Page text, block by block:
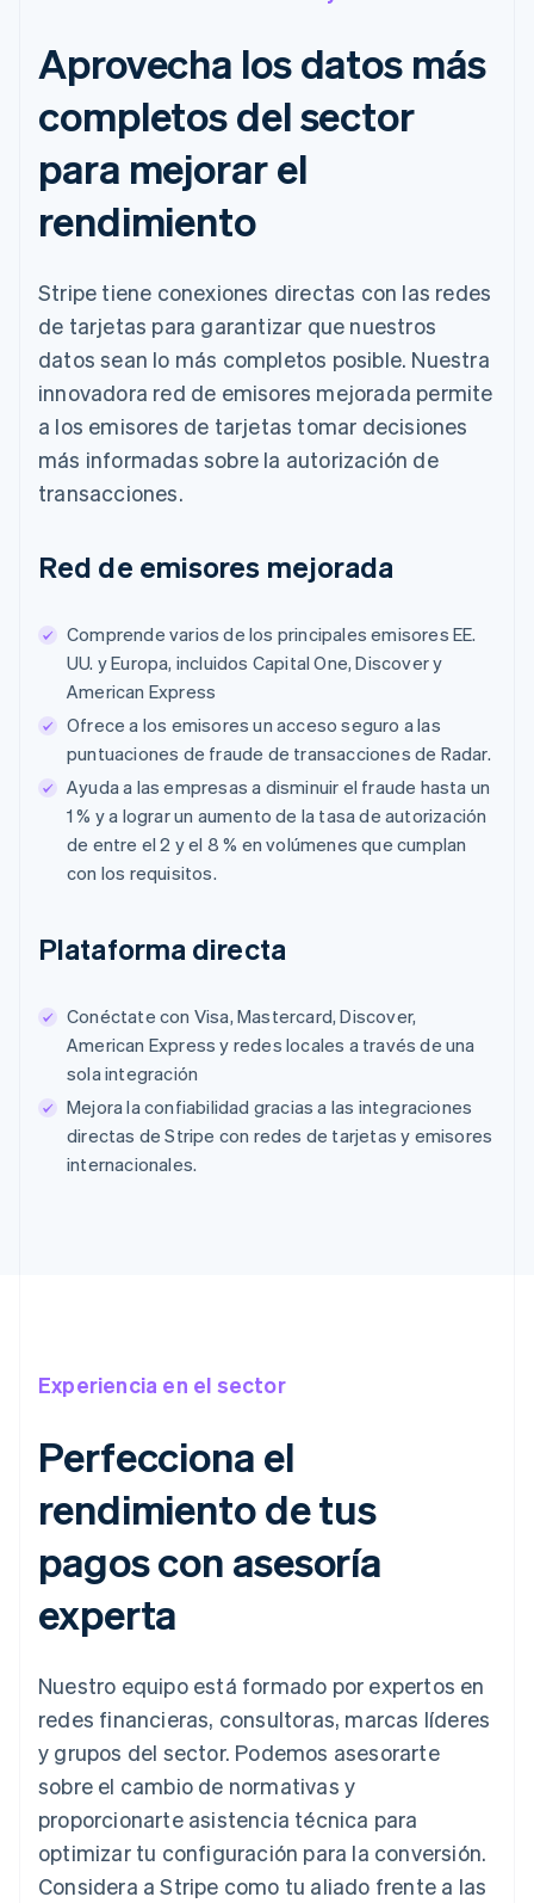
Aprovecha los datos más
completos del sector
para mejorar el
rendimiento
Stripe tiene conexiones directas con las redes
de tarjetas para garantizar que nuestros
datos sean lo más completos posible. Nuestra
innovadora red de emisores mejorada permite
a los emisores de tarjetas tomar decisiones
más informadas sobre la autorización de
transacciones.
Red de emisores mejorada
Comprende varios de los principales emisores EE.
UU. y Europa, incluidos Capital One, Discover y
American Express
Ofrece a los emisores un acceso seguro a las
puntuaciones de fraude de transacciones de Radar.
Ayuda a las empresas a disminuir el fraude hasta un
1 % y a lograr un aumento de la tasa de autorización
de entre el 2 y el 8 % en volúmenes que cumplan
con los requisitos.
Plataforma directa
Conéctate con Visa, Mastercard, Discover,
American Express y redes locales a través de una
sola integración
Mejora la confiabilidad gracias a las integraciones
directas de Stripe con redes de tarjetas y emisores
internacionales.
Experiencia en el sector
Perfecciona el
rendimiento de tus
pagos con asesoría
experta
Nuestro equipo está formado por expertos en
redes financieras, consultoras, marcas líderes
y grupos del sector. Podemos asesorarte
sobre el cambio de normativas y
proporcionarte asistencia técnica para
optimizar tu configuración para la conversión.
Considera a Stripe como tu aliado frente a las